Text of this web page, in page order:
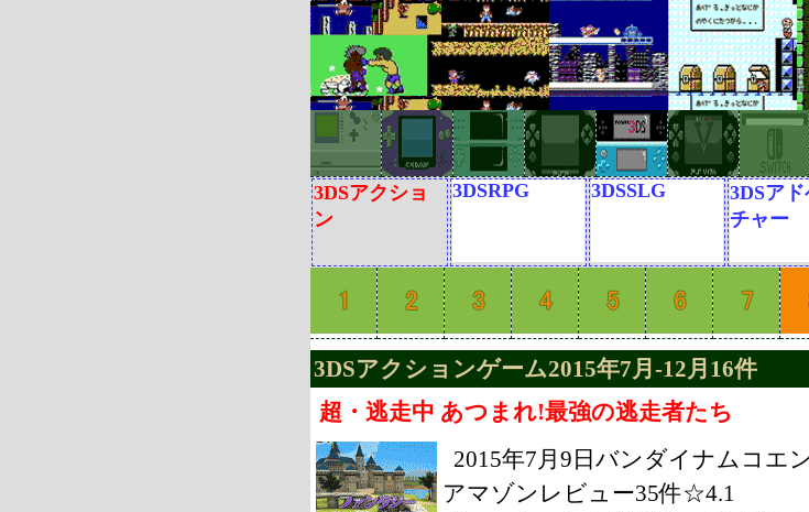
3DSアクショ
ン
3DSRPG 3DSSLG
3DSア
チャー
3DSアクションゲーム2015年7月-12月16件
超・逃走中 あつまれ!最強の逃走者たち
2015年7月9日バンダイナムコエ
アマゾンレビュー35件☆4.1